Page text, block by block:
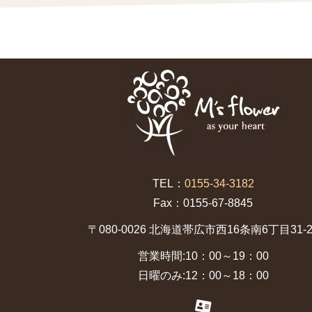
TEL： 0155-34-3182
Fax：0155-67-8845
〒080-0026 北海道帯広市西16条南6丁目31-
営業時間:10：00～19：00
日曜のみ:12：00～18：00